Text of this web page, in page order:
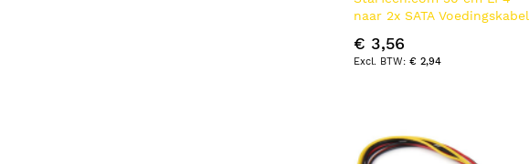
naar 2x SATA Voedingskabel
€ 3,56
€ 2,94